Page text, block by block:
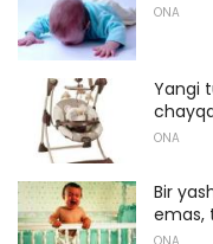
ONA
Yangi
ONA
Bir
emas,